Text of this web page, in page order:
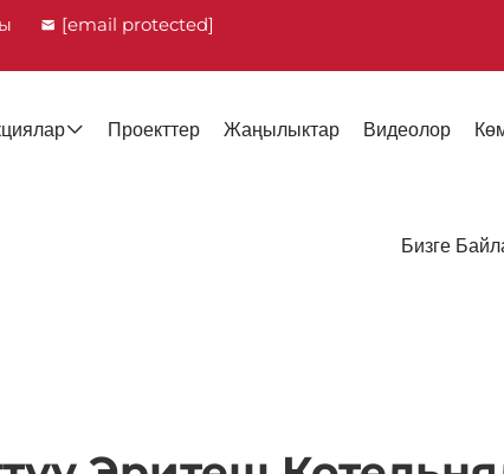
[email protected]
Проекттер Жаңылыктар Видеолор
Бизге